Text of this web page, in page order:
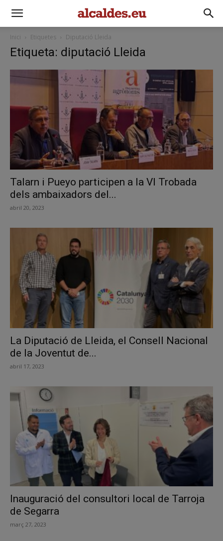
Inici Etiquetes Diputació Lleida
Etiqueta: diputació Lleida
Talarn i Pueyo participen a la VI Trobada
dels ambaixadors del...
abril 20, 2023
La Diputació de Lleida, el Consell Nacional
de la Joventut de...
abril 17, 2023
Inauguració del consultori local de Tarroja
de Segarra
març 27, 2023